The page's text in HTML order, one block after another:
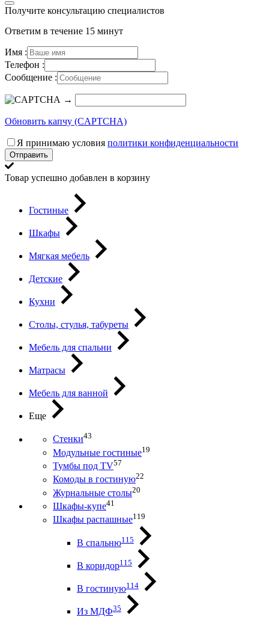
Получите консультацию специалистов
Ответим в течение 15 минут
Имя :
Телефон :
Сообщение :
→
Обновить капчу (CAPTCHA)
Я принимаю условия политики конфиденциальности
Отправить
Товар успешно добавлен в корзину
Гостиные
Шкафы
Мягкая мебель
Детские
Кухни
Столы, стулья, табуреты
Мебель для спальни
Матрасы
Мебель для ванной
Еще
Стенки43
Модульные гостиные19
Тумбы под ТV57
Комоды в гостиную22
Журнальные столы20
Шкафы-купе41
Шкафы распашные119
В спальню115
В коридор115
В гостиную114
Из МДФ35